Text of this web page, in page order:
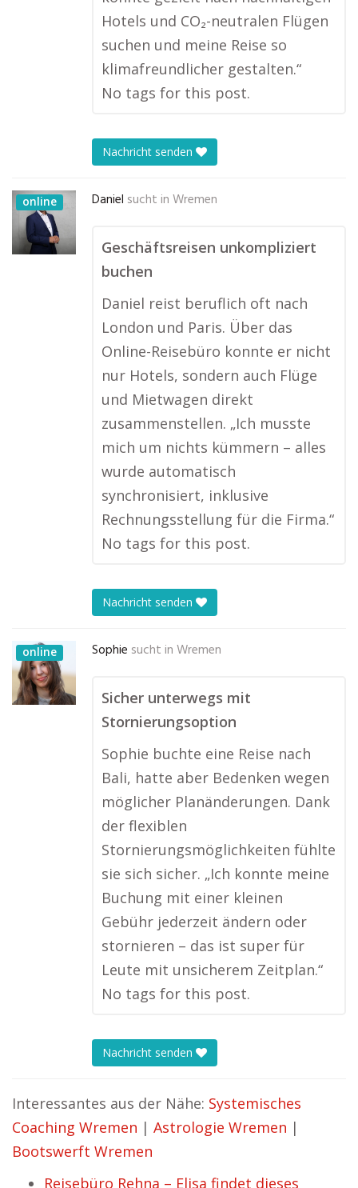
Hotels und CO₂-neutralen Flügen
suchen und meine Reise so
klimafreundlicher gestalten.“
No tags for this post.
Nachricht senden
online Daniel sucht in Wremen
Geschäftsreisen unkompliziert
buchen
Daniel reist beruflich oft nach
London und Paris. Über das
Online-Reisebüro konnte er nicht
nur Hotels, sondern auch Flüge
und Mietwagen direkt
zusammenstellen. „Ich musste
mich um nichts kümmern – alles
wurde automatisch
synchronisiert, inklusive
Rechnungsstellung für die Firma.“
No tags for this post.
Nachricht senden
online Sophie sucht in Wremen
Sicher unterwegs mit
Stornierungsoption
Sophie buchte eine Reise nach
Bali, hatte aber Bedenken wegen
möglicher Planänderungen. Dank
der flexiblen
Stornierungsmöglichkeiten fühlte
sie sich sicher. „Ich konnte meine
Buchung mit einer kleinen
Gebühr jederzeit ändern oder
stornieren – das ist super für
Leute mit unsicherem Zeitplan.“
No tags for this post.
Nachricht senden
Interessantes aus der Nähe: Systemisches
Coaching Wremen | Astrologie Wremen |
Bootswerft Wremen
Reisebüro Rehna – Elisa findet dieses